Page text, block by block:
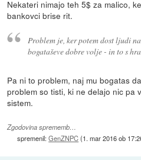
Nekateri nimajo teh 5$ za malico,
bankovci brise rit.
Problem je, ker potem dost ljudi
bogataševe dobre volje - in to s
Pa ni to problem, naj mu bogatas
problem so tisti, ki ne delajo nic pa
sistem.
Zgodovina sprememb…
spremenil:GenZNPC(1. mar 2016 ob